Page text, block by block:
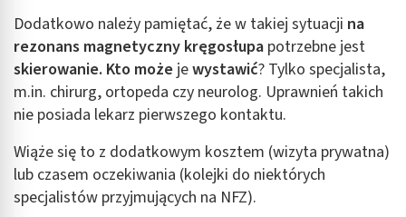
Dodatkowo należy pamiętać, że w takiej sytuacji na
rezonans magnetyczny kręgosłupa potrzebne jest
skierowanie. Kto może jewystawić? Tylko specjalista,
m.in. chirurg, ortopeda czy neurolog. Uprawnień takich
nie posiada lekarz pierwszego kontaktu.
Wiąże się to z dodatkowym kosztem (wizyta prywatna)
lub czasem oczekiwania (kolejki do niektórych
specjalistów przyjmujących na NFZ).